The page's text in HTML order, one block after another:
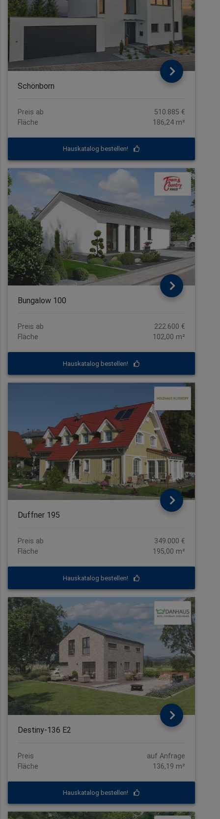
Schönborn
Preis ab
510.885 €
Fläche
186,24 m²
Hauskatalog bestellen!
Bungalow 100
Preis ab
222.600 €
Fläche
102,00 m²
Hauskatalog bestellen!
Duffner 195
Preis ab
349.000 €
Fläche
195,00 m²
Hauskatalog bestellen!
Destiny-136 E2
Preis
auf Anfrage
Fläche
136,19 m²
Hauskatalog bestellen!